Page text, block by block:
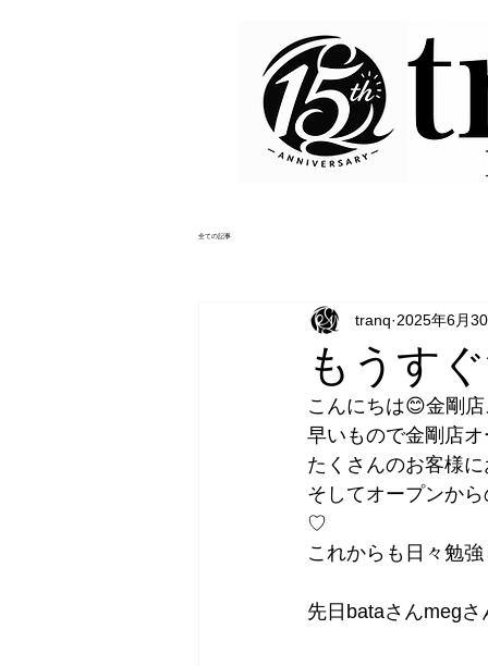
全ての記事
もうす
tranq 2025年6月
こんにちは😊金剛
早いもので金剛店
たくさんのお客様
そしてオープンか
♡
これからも日々勉
先日bataさんmegさ